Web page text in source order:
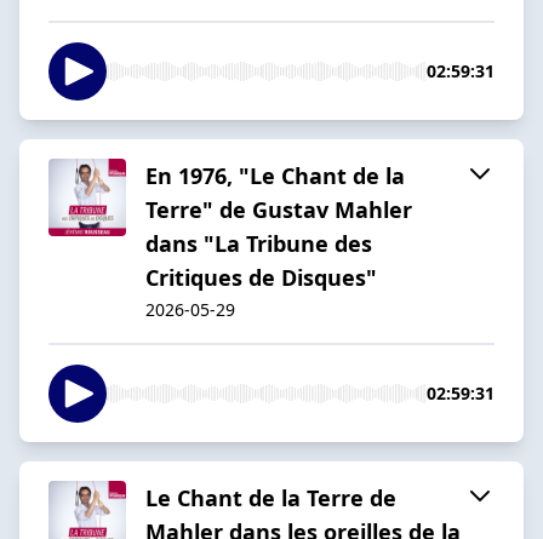
02:59:31
En 1976, "Le Chant de la
Terre" de Gustav Mahler
dans "La Tribune des
Critiques de Disques"
2026-05-29
02:59:31
Le Chant de la Terre de
Mahler dans les oreilles de la